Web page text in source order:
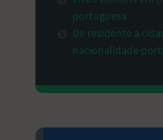
portuguesa
De residente a
nacionalidade